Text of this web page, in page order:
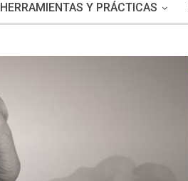
HERRAMIENTAS Y PRÁCTICAS